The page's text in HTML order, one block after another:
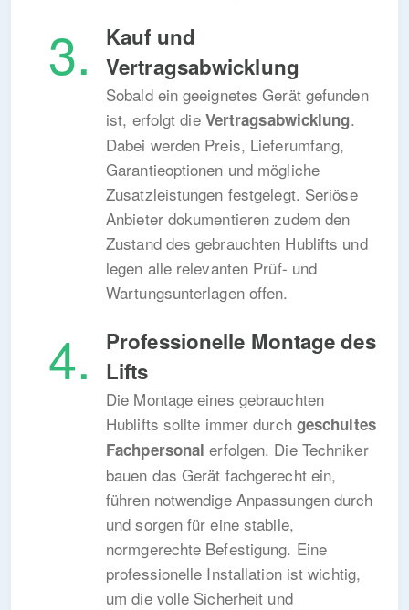
Kauf und
Vertragsabwicklung
Sobald ein geeignetes Gerät gefunden
ist, erfolgt die Vertragsabwicklung.
Dabei werden Preis, Lieferumfang,
Garantieoptionen und mögliche
Zusatzleistungen festgelegt. Seriöse
Anbieter dokumentieren zudem den
Zustand des gebrauchten Hublifts und
legen alle relevanten Prüf- und
Wartungsunterlagen offen.
Professionelle Montage des
Lifts
Die Montage eines gebrauchten
Hublifts sollte immer durch geschultes
Fachpersonal erfolgen. Die Techniker
bauen das Gerät fachgerecht ein,
führen notwendige Anpassungen durch
und sorgen für eine stabile,
normgerechte Befestigung. Eine
professionelle Installation ist wichtig,
um die volle Sicherheit und